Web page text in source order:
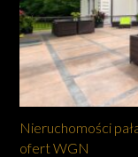
Nieruchomości
ofert WGN